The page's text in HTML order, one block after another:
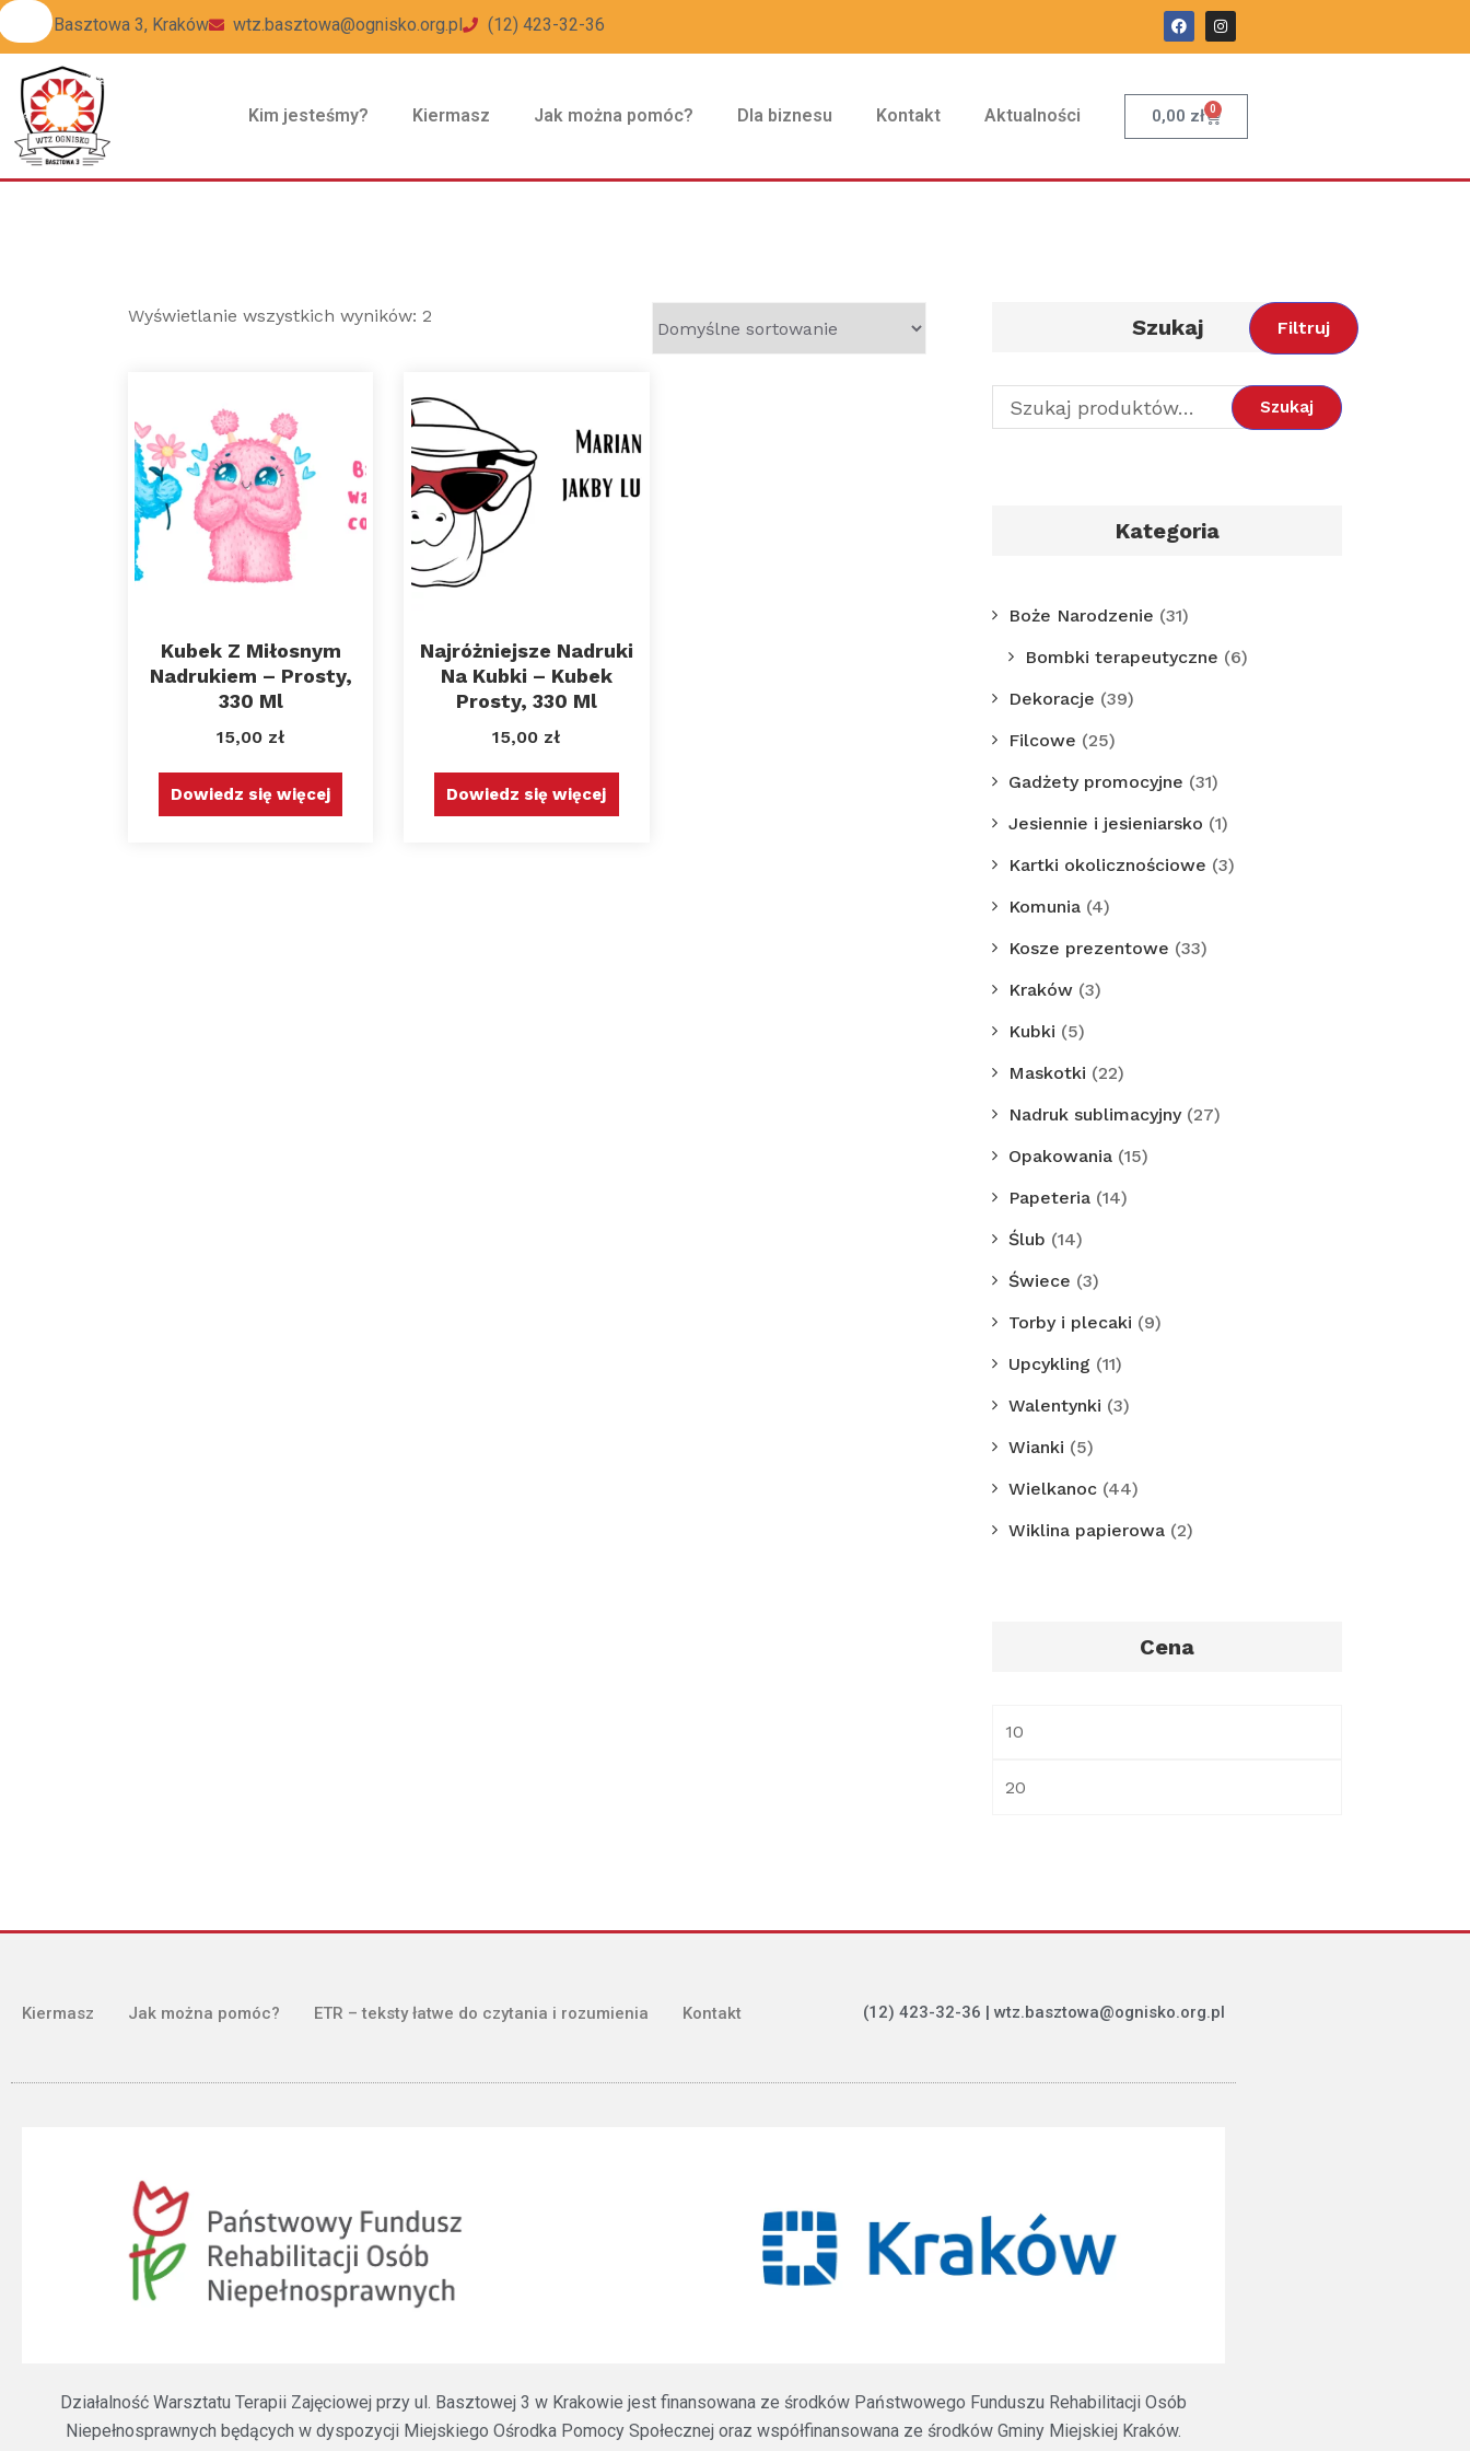
ul Basztowa 3, Kraków wtz.basztowa@ognisko.org.pl (12) 423-32-36
Kim jesteśmy? Kiermasz Jak można pomóc? Dla biznesu Kontakt Aktualności 0,00 zł 0
Wyświetlanie wszystkich wyników: 2
Kubek Z Miłosnym
Nadrukiem – Prosty,
330 Ml
15,00 zł
Dowiedz się więcej
Najróżniejsze Nadruki
Na Kubki – Kubek
Prosty, 330 Ml
15,00 zł
Dowiedz się więcej
Szukaj
Szukaj
Kategoria
Boże Narodzenie (31)
Bombki terapeutyczne (6)
Dekoracje (39)
Filcowe (25)
Gadżety promocyjne (31)
Jesiennie i jesieniarsko (1)
Kartki okolicznościowe (3)
Komunia (4)
Kosze prezentowe (33)
Kraków (3)
Kubki (5)
Maskotki (22)
Nadruk sublimacyjny (27)
Opakowania (15)
Papeteria (14)
Ślub (14)
Świece (3)
Torby i plecaki (9)
Upcykling (11)
Walentynki (3)
Wianki (5)
Wielkanoc (44)
Wiklina papierowa (2)
Cena
Filtruj
Kiermasz Jak można pomóc? ETR – teksty łatwe do czytania i rozumienia Kontakt (12) 423-32-36 | wtz.basztowa@ognisko.org.pl
Działalność Warsztatu Terapii Zajęciowej przy ul. Basztowej 3 w Krakowie jest finansowana ze środków Państwowego Funduszu Rehabilitacji Osób
Niepełnosprawnych będących w dyspozycji Miejskiego Ośrodka Pomocy Społecznej oraz współfinansowana ze środków Gminy Miejskiej Kraków.